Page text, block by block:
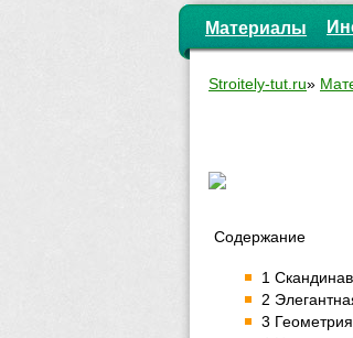
Материалы
Stroitely-tut.ru»
Содержание
1
2
3